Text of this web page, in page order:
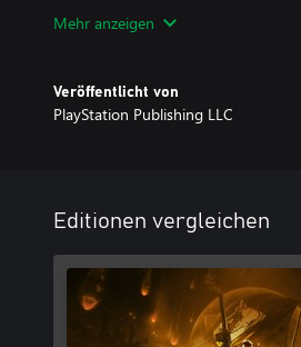
EILMELDUNG – STREITKRÄFTE DER
Unserer Existenz.
Doch der Krieg tobt weiter. Und
WERDE ZUR LEGENDE
Du wirst einem Trupp aus bis zu
entsendet.
Pass auf deine Kameraden auf –
Teamwork wird es keinen Sieg
AUSRÜSTUNG
Mehr anzeigen
Veröffentlicht von
PlayStation Publishing LLC
Editionen vergleichen